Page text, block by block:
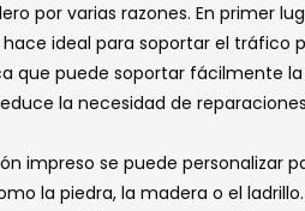
por varias razones. En primer
ideal para soportar el
que puede soportar fácilmente
la necesidad de
impreso se puede personalizar
la piedra, la madera o el